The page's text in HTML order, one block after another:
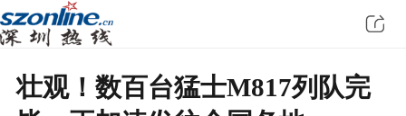
壮观！数百台猛士M817列队完